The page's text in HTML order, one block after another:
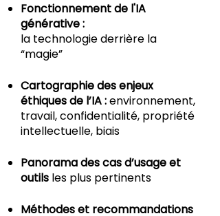
Fonctionnement de l'IA
générative :
la technologie derrière la
“magie”
Cartographie des enjeux
éthiques de l’IA :environnement,
travail, confidentialité, propriété
intellectuelle, biais
Panorama des cas d’usage et
outils les plus pertinents
Méthodes et recommandations